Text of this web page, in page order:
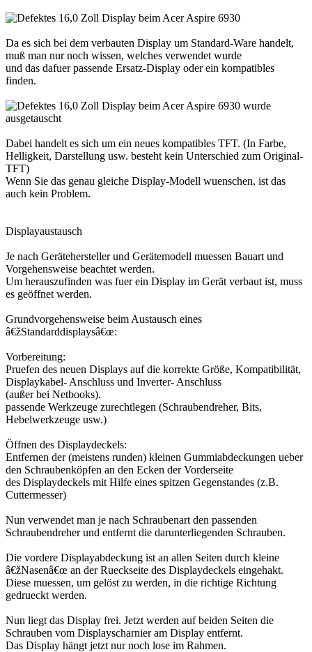
Da es sich bei dem verbauten Display um Standard-Ware handelt,
muß man nur noch wissen, welches verwendet wurde
und das dafuer passende Ersatz-Display oder ein kompatibles
finden.
Dabei handelt es sich um ein neues kompatibles TFT. (In Farbe,
Helligkeit, Darstellung usw. besteht kein Unterschied zum Original-
TFT)
Wenn Sie das genau gleiche Display-Modell wuenschen, ist das
auch kein Problem.
Displayaustausch
Je nach Gerätehersteller und Gerätemodell muessen Bauart und
Vorgehensweise beachtet werden.
Um herauszufinden was fuer ein Display im Gerät verbaut ist, muss
es geöffnet werden.
Grundvorgehensweise beim Austausch eines
â€žStandarddisplaysâ€œ:
Vorbereitung:
Pruefen des neuen Displays auf die korrekte Größe, Kompatibilität,
Displaykabel- Anschluss und Inverter- Anschluss
(außer bei Netbooks).
passende Werkzeuge zurechtlegen (Schraubendreher, Bits,
Hebelwerkzeuge usw.)
Öffnen des Displaydeckels:
Entfernen der (meistens runden) kleinen Gummiabdeckungen ueber
den Schraubenköpfen an den Ecken der Vorderseite
des Displaydeckels mit Hilfe eines spitzen Gegenstandes (z.B.
Cuttermesser)
Nun verwendet man je nach Schraubenart den passenden
Schraubendreher und entfernt die darunterliegenden Schrauben.
Die vordere Displayabdeckung ist an allen Seiten durch kleine
â€žNasenâ€œ an der Rueckseite des Displaydeckels eingehakt.
Diese muessen, um gelöst zu werden, in die richtige Richtung
gedrueckt werden.
Nun liegt das Display frei. Jetzt werden auf beiden Seiten die
Schrauben vom Displayscharnier am Display entfernt.
Das Display hängt jetzt nur noch lose im Rahmen.